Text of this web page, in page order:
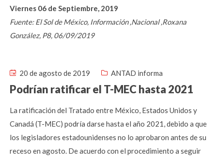
Viernes 06 de Septiembre, 2019
Fuente: El Sol de México, Información ,Nacional ,Roxana
González, P8, 06/09/2019
20 de agosto de 2019 ANTAD informa
Podrían ratificar el T-MEC hasta 2021
La ratificación del Tratado entre México, Estados Unidos y
Canadá (T-MEC) podría darse hasta el año 2021, debido a que
los legisladores estadounidenses no lo aprobaron antes de su
receso en agosto. De acuerdo con el procedimiento a seguir